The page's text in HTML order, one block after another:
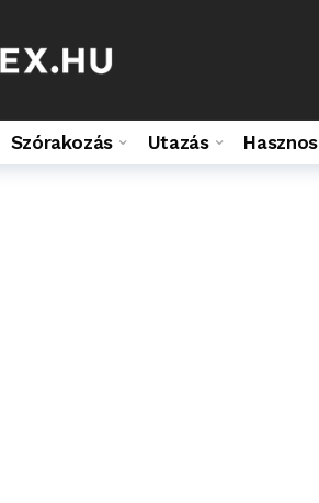
Szórakozás Utazás Hasznos